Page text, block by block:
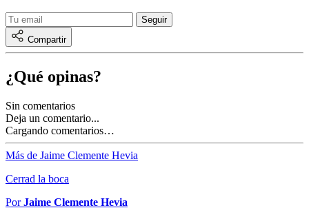
Compartir
¿Qué opinas?
Sin comentarios
Deja un comentario...
Cargando comentarios…
Más de Jaime Clemente Hevia
Cerrad la boca
PorJaime Clemente Hevia